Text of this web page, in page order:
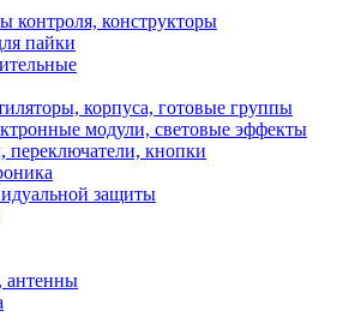
контроля, конструкторы
пайки
корпуса, готовые группы
модули, световые эффекты
переключатели, кнопки
защиты
антенны